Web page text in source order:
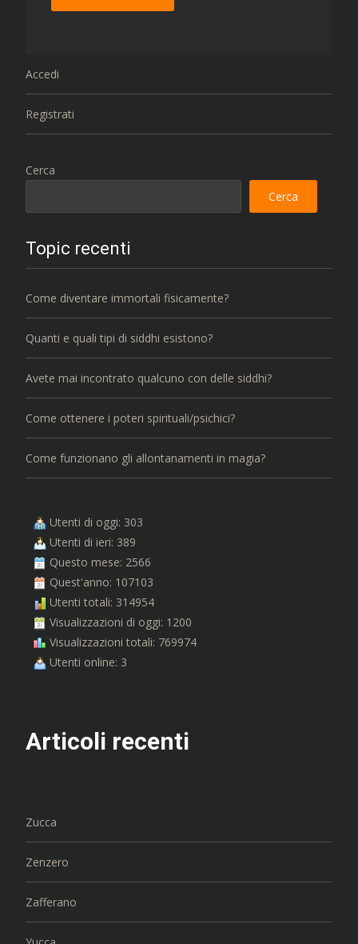
Accedi
Registrati
Cerca
Cerca
Topic recenti
Come diventare immortali fisicamente?
Quanti e quali tipi di siddhi esistono?
Avete mai incontrato qualcuno con delle siddhi?
Come ottenere i poteri spirituali/psichici?
Come funzionano gli allontanamenti in magia?
Utenti di oggi: 303
Utenti di ieri: 389
Questo mese: 2566
Quest'anno: 107103
Utenti totali: 314954
Visualizzazioni di oggi: 1200
Visualizzazioni totali: 769974
Utenti online: 3
Articoli recenti
Zucca
Zenzero
Zafferano